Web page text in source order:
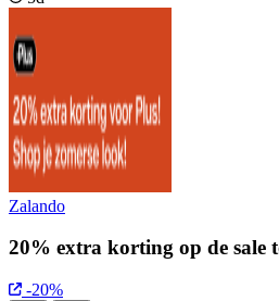
Zalando
20% extra korting op de sale
-20%